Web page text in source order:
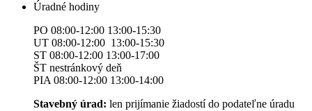
Úradné hodiny
PO 08:00-12:00 13:00-15:30
UT 08:00-12:00 13:00-15:30
ST 08:00-12:00 13:00-17:00
ŠT nestránkový deň
PIA 08:00-12:00 13:00-14:00
Stavebný úrad: len prijímanie žiadostí do podateľne úradu